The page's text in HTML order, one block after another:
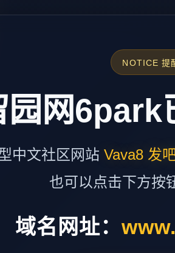
NOTICE 提
园网6park
中文社区网站 Vava8 发
也可以点击下方按
域名网址：